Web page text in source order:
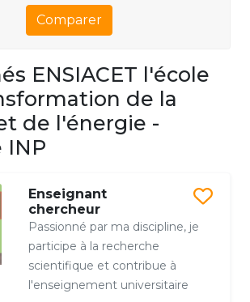
Comparer
ENSIACET l'école
de la
de l'énergie -
INP
Enseignant
chercheur
Passionné par ma discipline, je
participe à la recherche
scientifique et contribue à
l'enseignement universitaire